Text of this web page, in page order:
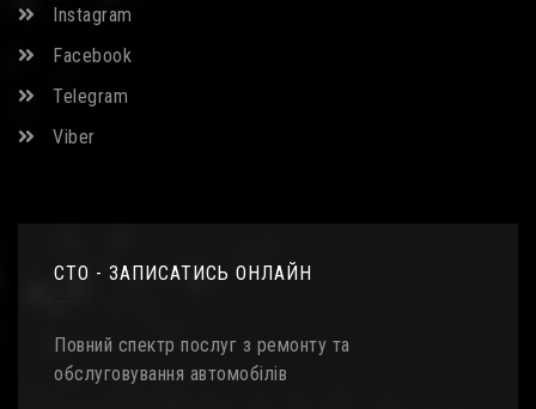
Instagram
Facebook
Telegram
Viber
СТО - ЗАПИСАТИСЬ ОНЛАЙН
Повний спектр послуг з ремонту та
обслуговування автомобілів